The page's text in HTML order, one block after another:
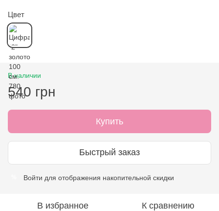
Цвет
В наличии
540 грн
Купить
Быстрый заказ
Войти для отображения накопительной скидки
В избранное К сравнению